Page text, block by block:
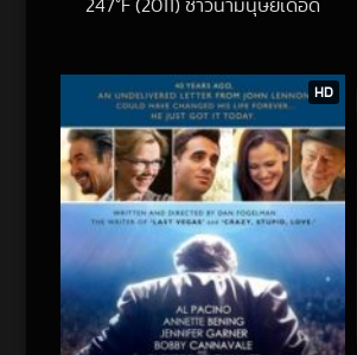
247°F (2011) ซาวน่ามนุษย์เดือด
HD